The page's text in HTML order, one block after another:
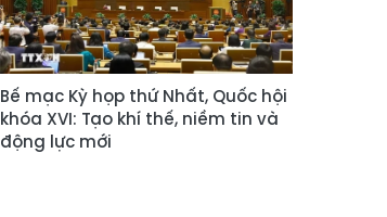
Bế mạc Kỳ họp thứ Nhất, Quốc hội
khóa XVI: Tạo khí thế, niềm tin và
động lực mới